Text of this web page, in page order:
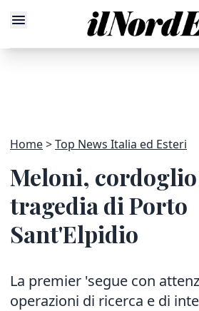
Home Top News Italia ed Esteri
Meloni,
tragedia di Porto
Sant'Elpidio
La premier 'segue con
operazioni di ricerca e di